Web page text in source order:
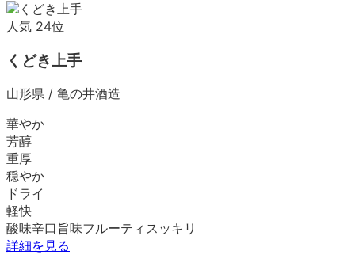
人気 24位
くどき上手
山形県 / 亀の井酒造
華やか
芳醇
重厚
穏やか
ドライ
軽快
酸味辛口 旨味フルーティ スッキリ
詳細を見る